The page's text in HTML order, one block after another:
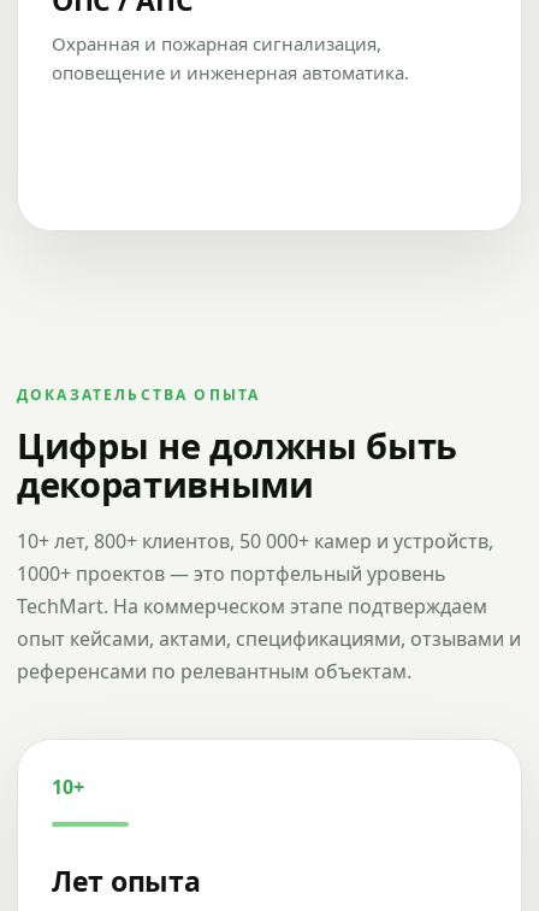
Охранная и пожарная сигнализация,
оповещение и инженерная автоматика.
ДОКАЗАТЕЛЬСТВА ОПЫТА
Цифры не должны быть
декоративными
10+ лет, 800+ клиентов, 50 000+ камер и устройств,
1000+ проектов — это портфельный уровень
TechMart. На коммерческом этапе подтверждаем
опыт кейсами, актами, спецификациями, отзывами и
референсами по релевантным объектам.
10+
Лет опыта